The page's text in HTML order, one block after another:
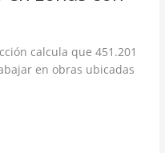
calcula que 451.201
en obras ubicadas